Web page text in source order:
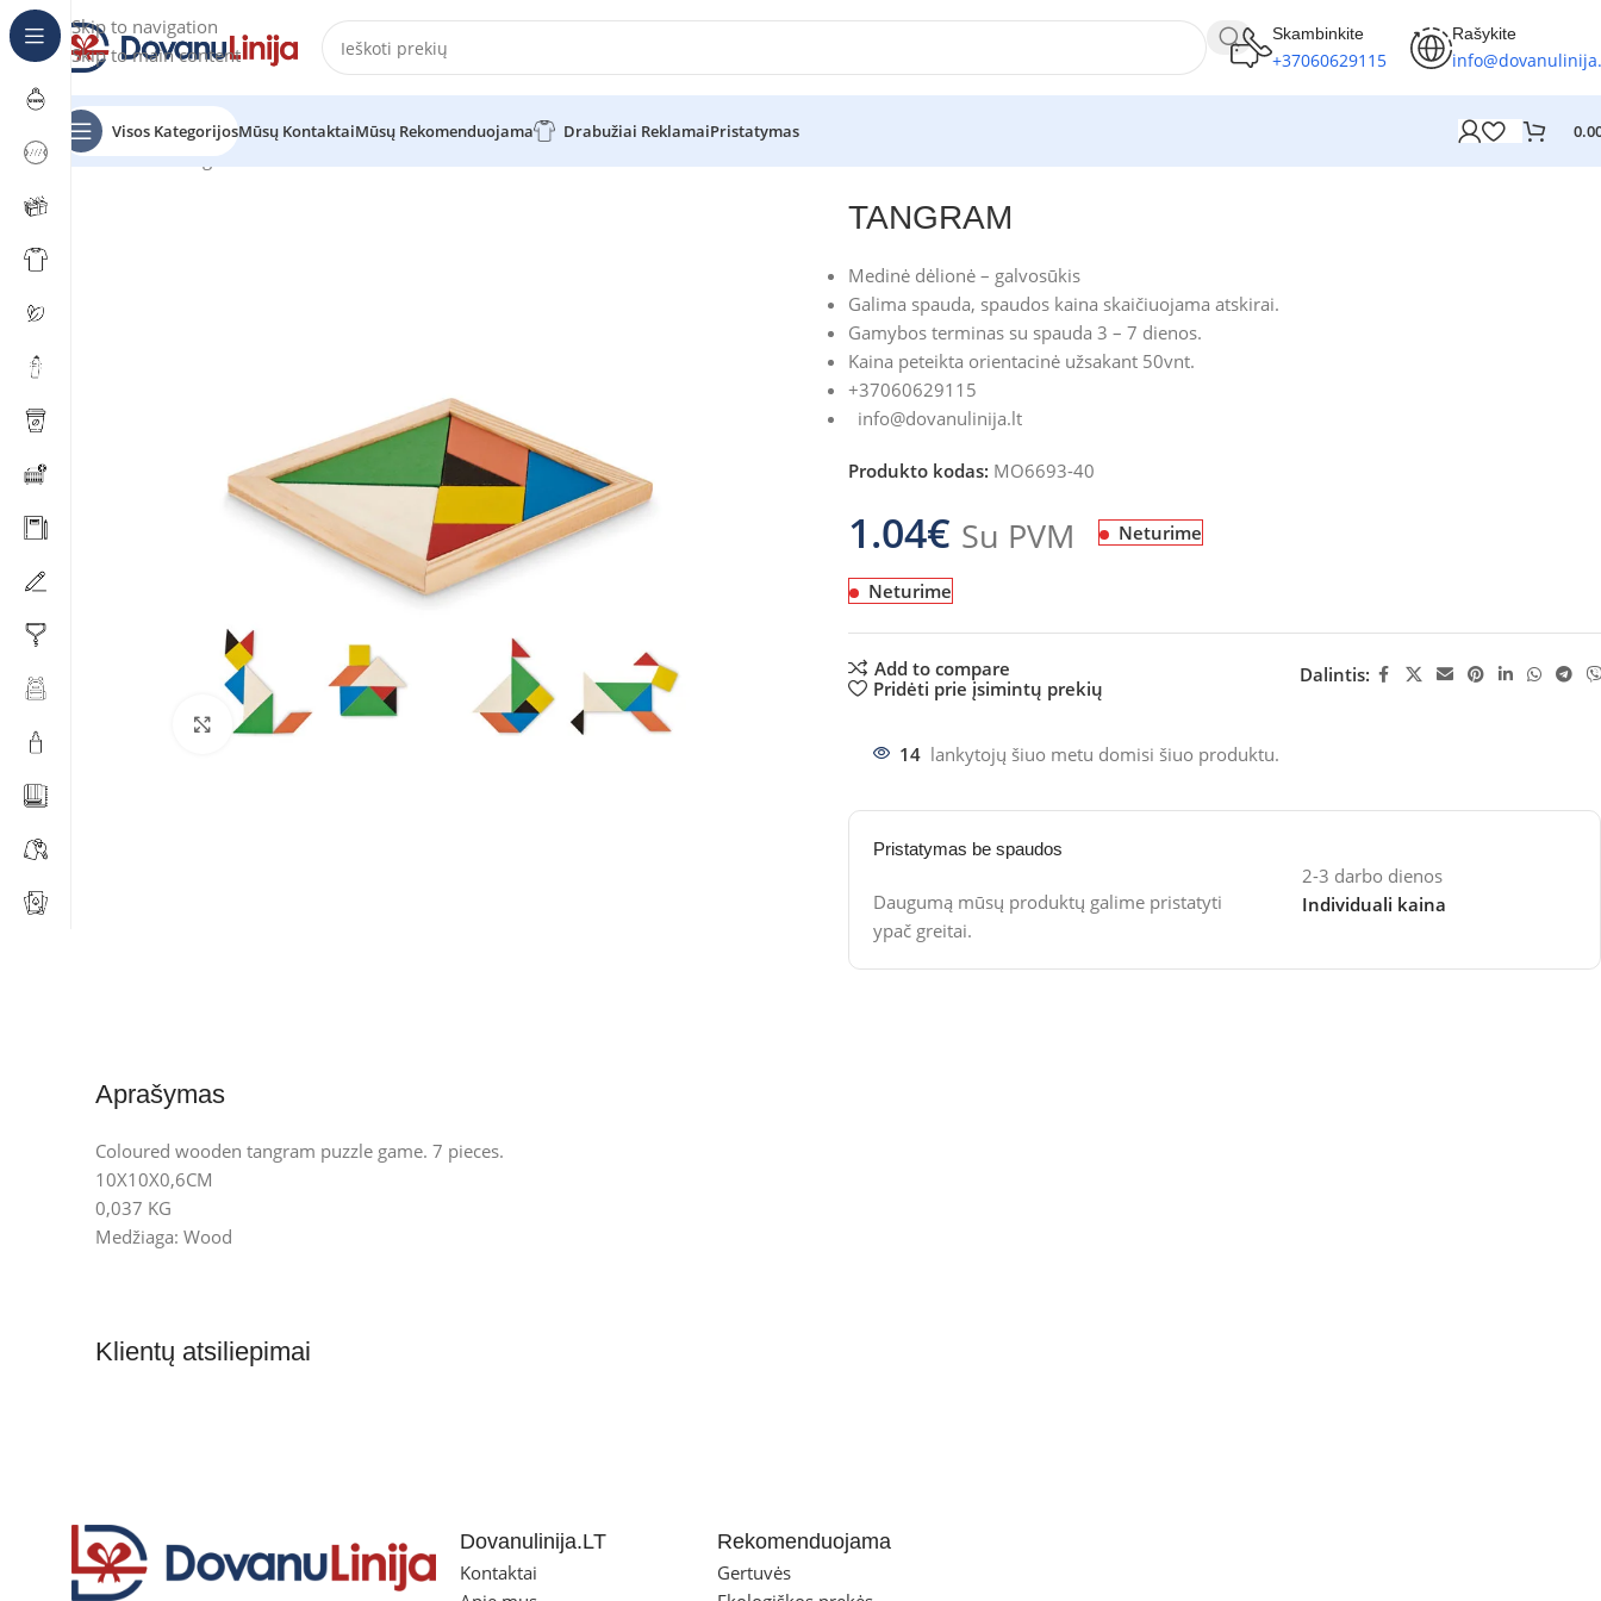
Skip to navigation
Skip to main content
Skambinkite
+37060629115
Rašykite
Visos KategorijosMūsų KontaktaiMūsų Rekomenduojama Drabužiai ReklamaiPristatymas
Pradžia Katalogas
Click to enlarge
TANGRAM
Medinė dėlionė – galvosūkis
Galima spauda, spaudos kaina skaičiuojama atskirai.
Gamybos terminas su spauda 3 – 7 dienos.
Kaina peteikta orientacinė užsakant 50vnt.
+37060629115
info@dovanulinija.lt
Produkto kodas: MO6693-40
1.04€ Su PVM Neturime
Neturime
Add to compare
Pridėti prie įsimintų prekių
Dalintis:
14 lankytojų šiuo metu domisi šiuo produktu.
Pristatymas be spaudos
Daugumą mūsų produktų galime pristatyti
ypač greitai.
2-3 darbo dienos
Individuali kaina
Aprašymas
Coloured wooden tangram puzzle game. 7 pieces.
10X10X0,6CM
0,037 KG
Medžiaga: Wood
Klientų atsiliepimai
Dovanulinija.LT
Kontaktai
Rekomenduojama
Gertuvės